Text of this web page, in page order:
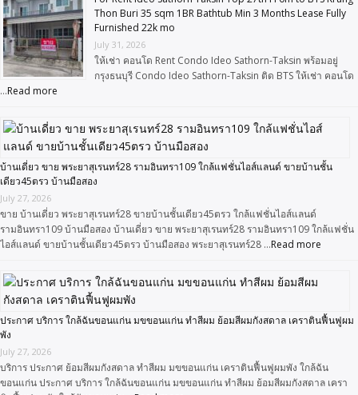
Thon Buri 35 sqm 1BR Bathtub Min 3 Months Lease Fully
Furnished 22k mo
July 31, 2026
ให้เช่า คอนโด Rent Condo Ideo Sathorn-Taksin พร้อมอยู่
กรุงธนบุรี Condo Ideo Sathorn-Taksin ติด BTS ให้เช่า คอนโด
…Read more
บ้านเดี่ยว ขาย พระยาสุเรนทร์28 รามอินทรา109 ใกล้แฟชั่นไอส์แลนด์ ขายบ้านชั้น
เดียว45ตรว บ้านมือสอง
July 27, 2026
ขาย บ้านเดี่ยว พระยาสุเรนทร์28 ขายบ้านชั้นเดียว45ตรว ใกล้แฟชั่นไอส์แลนด์
รามอินทรา109 บ้านมือสอง บ้านเดี่ยว ขาย พระยาสุเรนทร์28 รามอินทรา109 ใกล้แฟชั่น
ไอส์แลนด์ ขายบ้านชั้นเดียว45ตรว บ้านมือสอง พระยาสุเรนทร์28 …Read more
ประกาศ บริการ ใกล้ฉันขอนแก่น มขขอนแก่น ทำสีผม ย้อมสีผมกังสดาล เคราตินฟื้นฟูผม
พัง
July 27, 2026
บริการ ประกาศ ย้อมสีผมกังสดาล ทำสีผม มขขอนแก่น เคราตินฟื้นฟูผมพัง ใกล้ฉัน
ขอนแก่น ประกาศ บริการ ใกล้ฉันขอนแก่น มขขอนแก่น ทำสีผม ย้อมสีผมกังสดาล เครา